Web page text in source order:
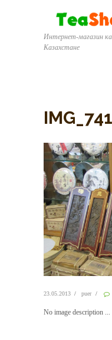
Интернет-магазин
Казахстане
23.05.2013 puer
No image description ...